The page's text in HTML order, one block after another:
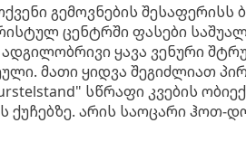
გემოვნების შესაფერისს
ცენტრში ფასები
ყავა ვენური
მათი ყიდვა შეგიძლიათ
სწრაფი კვების
ქუჩებზე. არის საოცარი ჰოთ-